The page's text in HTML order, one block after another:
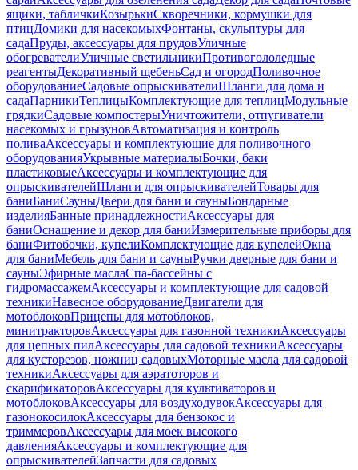
ящики, табличкиКозырькиСкворечники, кормушки для
птицДомики для насекомыхФонтаны, скульптуры для
садаПруды, аксессуары для прудовУличные
обогревателиУличные светильникиПротивогололедные
реагентыДекоративный щебеньСад и огородПоливочное
оборудованиеСадовые опрыскивателиШланги для дома и
садаПарникиТеплицыКомплектующие для теплицМодульные
грядкиСадовые компостерыУничтожители, отпугиватели
насекомых и грызуновАвтоматизация и контроль
поливаАксессуары и комплектующие для поливочного
оборудованияУкрывные материалыБочки, баки
пластиковыеАксессуары и комплектующие для
опрыскивателейШланги для опрыскивателейТовары для
баниБаниСауныДвери для бани и сауныБондарные
изделияБанные принадлежностиАксессуары для
баниОснащение и декор для баниИзмерительные приборы для
баниФитобочки, купелиКомплектующие для купелейОкна
для баниМебель для бани и сауныРучки дверные для бани и
сауныЭфирные маслаСпа-бассейны с
гидромассажемАксессуары и комплектующие для садовой
техникиНавесное оборудованиеДвигатели для
мотоблоковПрицепы для мотоблоков,
минитракторовАксессуары для газонной техникиАксессуары
для цепных пилАксессуары для садовой техникиАксессуары
для кусторезов, ножниц садовыхМоторные масла для садовой
техникиАксессуары для аэратоторов и
скарификаторовАксессуары для культиваторов и
мотоблоковАксессуары для воздуходувокАксессуары для
газонокосилокАксессуары для бензокос и
триммеровАксессуары для моек высокого
давленияАксессуары и комплектующие для
опрыскивателейЗапчасти для садовых